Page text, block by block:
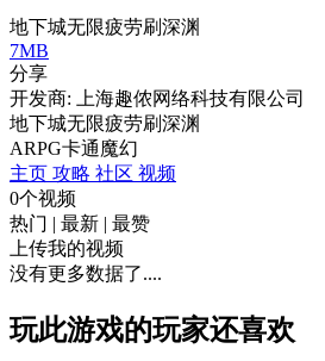
地下城无限疲劳刷深渊
7MB
分享
开发商: 上海趣侬网络科技有限公司
地下城无限疲劳刷深渊
ARPG卡通魔幻
主页 攻略 社区 视频
0个视频
热门 | 最新 | 最赞
上传我的视频
没有更多数据了....
玩此游戏的玩家还喜欢